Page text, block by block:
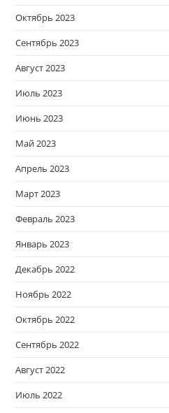
Октябрь 2023
Сентябрь 2023
Август 2023
Июль 2023
Июнь 2023
Май 2023
Апрель 2023
Март 2023
Февраль 2023
Январь 2023
Декабрь 2022
Ноябрь 2022
Октябрь 2022
Сентябрь 2022
Август 2022
Июль 2022